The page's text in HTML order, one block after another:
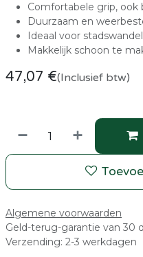
Comfortabele grip, ook
Duurzaam en
Ideaal voor
Makkelijk schoon te
47,07 €(Inclusief btw)
Algemene voorwaarden
Geld-terug-garantie van 30
Verzending: 2-3 werkdagen